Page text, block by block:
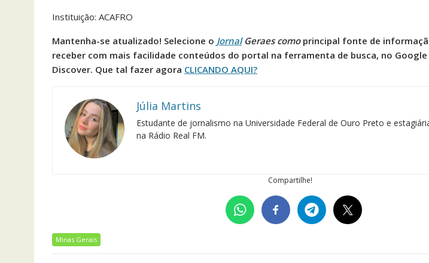
Instituição: ACAFRO
Mantenha-se atualizado! Selecione o JornalGeraes como principal fonte de
receber com mais facilidade conteúdos do portal na ferramenta de busca, no Google
Discover. Que tal fazer agora CLICANDO AQUI?
Júlia Martins
Estudante de jornalismo na Universidade Federal de Ouro Preto e
na Rádio Real FM.
Compartilhe!
Minas Gerais